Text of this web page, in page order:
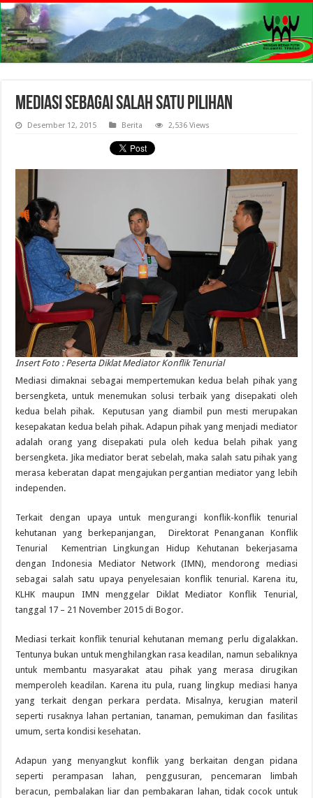
Mediasi Sebagai Salah Satu Pilihan
Desember 12, 2015 Berita 2,536 Views
Insert Foto : Peserta Diklat Mediator Konflik Tenurial
Mediasi dimaknai sebagai mempertemukan kedua belah pihak yang
bersengketa, untuk menemukan solusi terbaik yang disepakati oleh
kedua belah pihak. Keputusan yang diambil pun mesti merupakan
kesepakatan kedua belah pihak. Adapun pihak yang menjadi mediator
adalah orang yang disepakati pula oleh kedua belah pihak yang
bersengketa. Jika mediator berat sebelah, maka salah satu pihak yang
merasa keberatan dapat mengajukan pergantian mediator yang lebih
independen.
Terkait dengan upaya untuk mengurangi konflik-konflik tenurial
kehutanan yang berkepanjangan, Direktorat Penanganan Konflik
Tenurial Kementrian Lingkungan Hidup Kehutanan bekerjasama
dengan Indonesia Mediator Network (IMN), mendorong mediasi
sebagai salah satu upaya penyelesaian konflik tenurial. Karena itu,
KLHK maupun IMN menggelar Diklat Mediator Konflik Tenurial,
tanggal 17 – 21 November 2015 di Bogor.
Mediasi terkait konflik tenurial kehutanan memang perlu digalakkan.
Tentunya bukan untuk menghilangkan rasa keadilan, namun sebaliknya
untuk membantu masyarakat atau pihak yang merasa dirugikan
memperoleh keadilan. Karena itu pula, ruang lingkup mediasi hanya
yang terkait dengan perkara perdata. Misalnya, kerugian materil
seperti rusaknya lahan pertanian, tanaman, pemukiman dan fasilitas
umum, serta kondisi kesehatan.
Adapun yang menyangkut konflik yang berkaitan dengan pidana
seperti perampasan lahan, penggusuran, pencemaran limbah
beracun, pembalakan liar dan pembakaran lahan, tidak cocok untuk